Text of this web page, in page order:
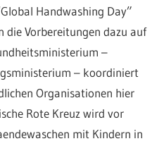
Handwashing Day”
Vorbereitungen dazu auf
–
– koordiniert
Organisationen hier
Rote Kreuz wird vor
mit Kindern in